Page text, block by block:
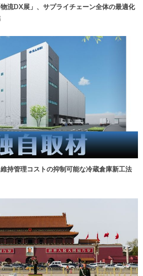
物流DX展」、サプライチェーン全体の最適化
持管理コストの抑制可能な冷蔵倉庫新工法